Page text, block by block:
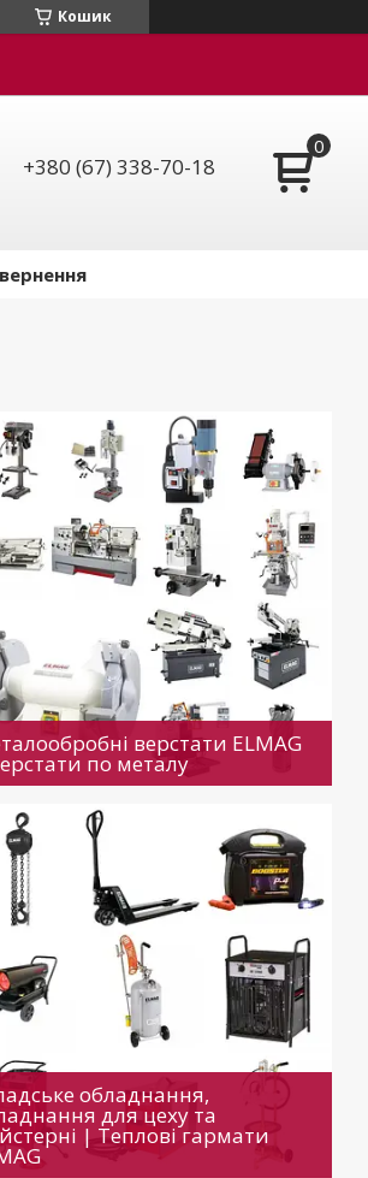
Кошик
+380 (67) 338-70-18
верстати ELMAG
по металу
обладнання,
для цеху та
| Теплові гармати